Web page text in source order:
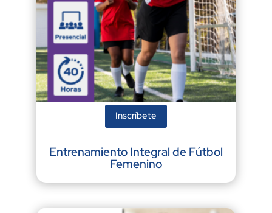
Inscríbete
Entrenamiento Integral de Fútbol
Femenino